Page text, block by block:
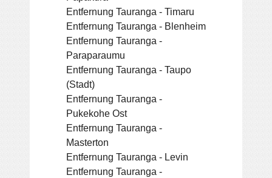
Entfernung Tauranga - Timaru
Entfernung Tauranga - Blenheim
Entfernung Tauranga -
Paraparaumu
Entfernung Tauranga - Taupo
(Stadt)
Entfernung Tauranga -
Pukekohe Ost
Entfernung Tauranga -
Masterton
Entfernung Tauranga - Levin
Entfernung Tauranga -